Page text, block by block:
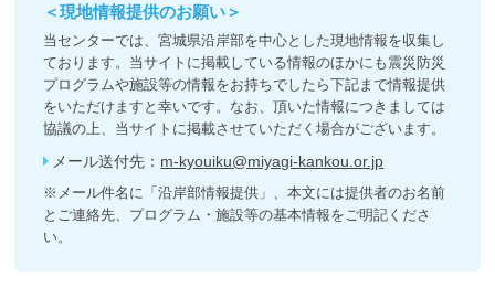
＜現地情報提供のお願い＞
当センターでは、宮城県沿岸部を中心とした現地情報を収集し
ております。当サイトに掲載している情報のほかにも震災防災
プログラムや施設等の情報をお持ちでしたら下記まで情報提供
をいただけますと幸いです。なお、頂いた情報につきましては
協議の上、当サイトに掲載させていただく場合がございます。
メール送付先： m-kyouiku@miyagi-kankou.or.jp
※メール件名に「沿岸部情報提供」、本文には提供者のお名前
とご連絡先、プログラム・施設等の基本情報をご明記くださ
い。